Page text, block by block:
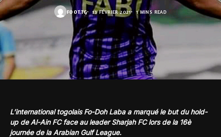
FOOT.TG 13 FÉVRIER 2021 1 MINS READ
L’international togolais Fo-Doh Laba a marqué le but du hold-
up de Al-Ain FC face au leader Sharjah FC lors de la 16è
journée de la Arabian Gulf League.